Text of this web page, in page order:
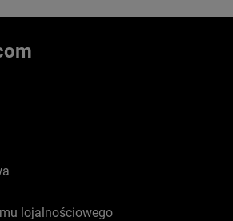
lojalnościowego